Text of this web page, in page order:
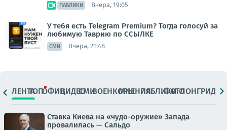
ПАБЛИКИ Вчера, 19:05
У тебя есть Telegram Premium? Тогда голосуй за
любимую Таврию по ССЫЛКЕ
СМИ Вчера, 21:48
ЛЕНТАТОПОФИЦ.ВИДЕОСМИВОЕНКОРЫМНЕНИЯПАБЛИКИ
ФОТОЛОНГРИДЫ
Ставка Киева на «чудо-оружие» Запада
провалилась — Сальдо